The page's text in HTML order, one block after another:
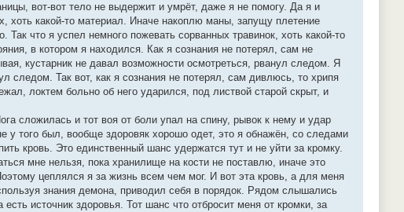
вот-вот тело не выдержит и умрёт, даже я не помогу. Да я и
хоть какой-то материал. Иначе накоплю маны, запущу плетение
что я успел немного пожевать сорванных травинок, хоть какой-то
в котором я находился. Как я сознания не потерял, сам не
кустарник не давал возможности осмотреться, рванул следом. Я
следом. Так вот, как я сознания не потерял, сам дивлюсь, то хрипя
локтем больно об него ударился, под листвой старой скрыт, и
сложилась и тот воя от боли упал на спину, рывок к нему и удар
у того был, вообще здоровяк хорошо одет, это я обнажён, со следами
кровь. Это единственный шанс удержатся тут и не уйти за кромку.
мне нельзя, пока хранилище на кости не поставлю, иначе это
цеплялся я за жизнь всем чем мог. И вот эта кровь, а для меня
знания демона, приводил себя в порядок. Рядом слышались
источник здоровья. Тот шанс что отбросит меня от кромки, за